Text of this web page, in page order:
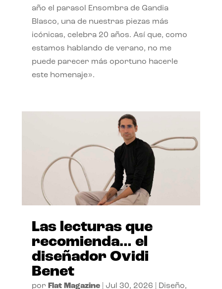
año el parasol Ensombra de Gandia
Blasco, una de nuestras piezas más
icónicas, celebra 20 años. Así que, como
estamos hablando de verano, no me
puede parecer más oportuno hacerle
este homenaje».
Las lecturas que
recomienda… el
diseñador Ovidi
Benet
por Flat Magazine| Jul 30, 2026 Diseño,